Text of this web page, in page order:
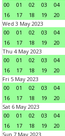
00
01 02 03 04
16
17 18 19 20
Wed 3 May 2023
00
01 02 03 04
16
17 18 19 20
Thu 4 May 2023
00
01 02 03 04
16
17 18 19 20
Fri 5 May 2023
00
01 02 03 04
16
17 18 19 20
Sat 6 May 2023
00
01 02 03 04
16
17 18 19 20
Sun 7 May 2023